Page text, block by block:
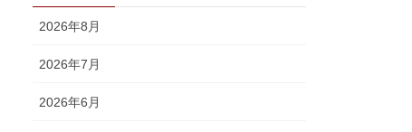
2026年8月
2026年7月
2026年6月